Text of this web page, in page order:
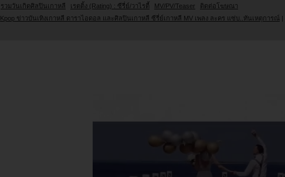
รวมวันเกิดศิลปินเกาหลี เรตติ้ง (Rating) : ซีรี่ย์/วาไรตี้ MV/PV/Teaser ติดต่อโฆษณา
Kpop ข่าวบันเทิงเกาหลี ดาราไอดอล และศิลปินเกาหลี ซีรี่ย์เกาหลี MV เพลง ละคร แซ่บ..ทันเหตุการณ์ |